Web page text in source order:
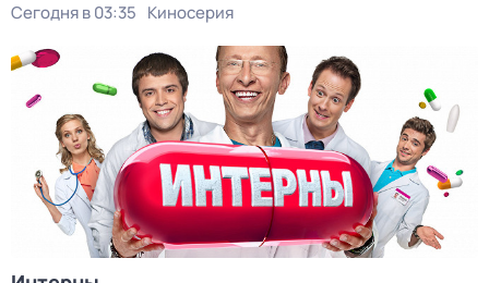
Сегодня в 03:35 Киносерия